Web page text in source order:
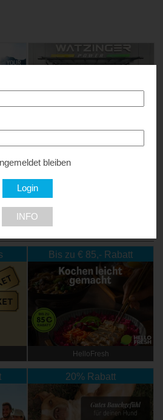
Bis zu € 85,- Rabatt
HelloFresh
20% Rabatt
bleiben
INFO